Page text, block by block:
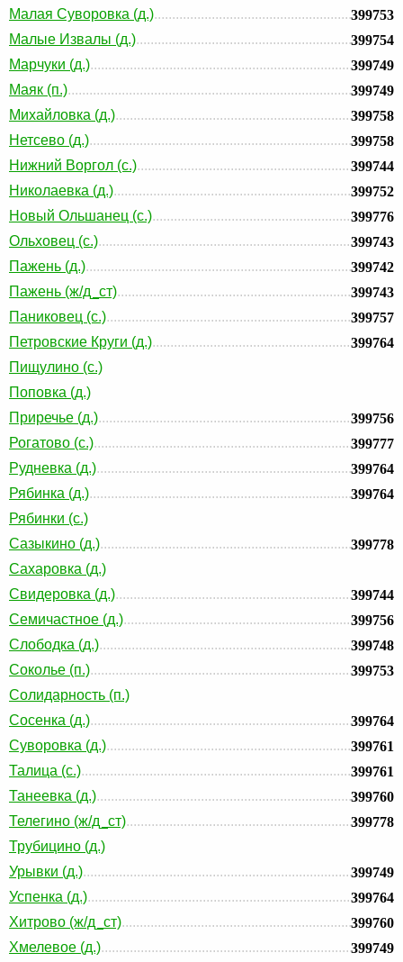
Малая Суворовка (д.)
399753
Малые Извалы (д.)
399754
Марчуки (д.)
399749
Маяк (п.)
399749
Михайловка (д.)
399758
Нетсево (д.)
399758
Нижний Воргол (с.)
399744
Николаевка (д.)
399752
Новый Ольшанец (с.)
399776
Ольховец (с.)
399743
Пажень (д.)
399742
Пажень (ж/д_ст)
399743
Паниковец (с.)
399757
Петровские Круги (д.)
399764
Пищулино (с.)
Поповка (д.)
Приречье (д.)
399756
Рогатово (с.)
399777
Рудневка (д.)
399764
Рябинка (д.)
399764
Рябинки (с.)
Сазыкино (д.)
399778
Сахаровка (д.)
Свидеровка (д.)
399744
Семичастное (д.)
399756
Слободка (д.)
399748
Соколье (п.)
399753
Солидарность (п.)
Сосенка (д.)
399764
Суворовка (д.)
399761
Талица (с.)
399761
Танеевка (д.)
399760
Телегино (ж/д_ст)
399778
Трубицино (д.)
Урывки (д.)
399749
Успенка (д.)
399764
Хитрово (ж/д_ст)
399760
Хмелевое (д.)
399749